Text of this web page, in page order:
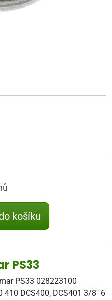
košíku
PS33
PS33 028223100
410 DCS400, DCS401 3/8" 6